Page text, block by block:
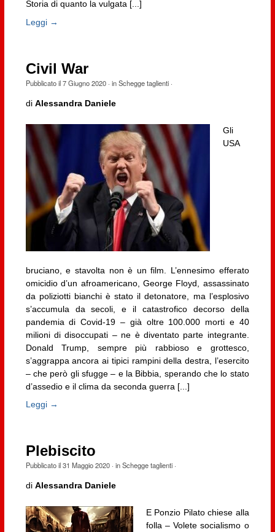
Storia di quanto la vulgata [...]
Leggi →
Civil War
Pubblicato il7 Giugno 2020· inSchegge taglienti·
di Alessandra Daniele
Gli
USA
bruciano, e stavolta non è un film. L’ennesimo efferato
omicidio d’un afroamericano, George Floyd, assassinato
da poliziotti bianchi è stato il detonatore, ma l’esplosivo
s’accumula da secoli, e il catastrofico decorso della
pandemia di Covid-19 – già oltre 100.000 morti e 40
milioni di disoccupati – ne è diventato parte integrante.
Donald Trump, sempre più rabbioso e grottesco,
s’aggrappa ancora ai tipici rampini della destra, l’esercito
– che però gli sfugge – e la Bibbia, sperando che lo stato
d’assedio e il clima da seconda guerra [...]
Leggi →
Plebiscito
Pubblicato il31 Maggio 2020· inSchegge taglienti·
di Alessandra Daniele
E Ponzio Pilato chiese alla
folla – Volete socialismo o